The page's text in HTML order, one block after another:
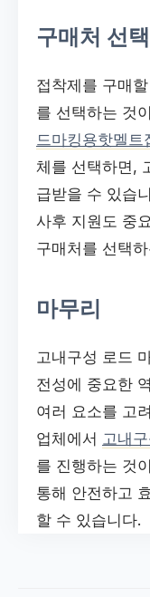
구매처 선
접착제를 구매
를 선택하는 것
드마킹용핫멜트
체를 선택하면,
급받을 수 있습
사후 지원도 중
구매처를 선택
마무리
고내구성 로드
전성에 중요한
여러 요소를 고
업체에서 고내
를 진행하는 것
통해 안전하고
할 수 있습니다.